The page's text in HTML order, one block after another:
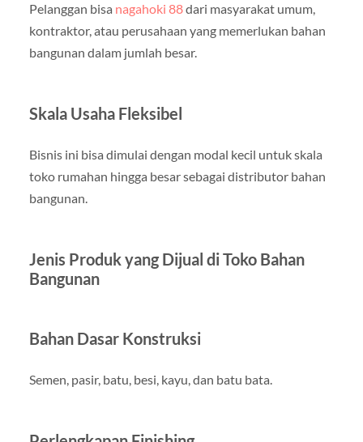
Pelanggan bisa nagahoki 88dari masyarakat umum,
kontraktor, atau perusahaan yang memerlukan bahan
bangunan dalam jumlah besar.
Skala Usaha Fleksibel
Bisnis ini bisa dimulai dengan modal kecil untuk skala
toko rumahan hingga besar sebagai distributor bahan
bangunan.
Jenis Produk yang Dijual di Toko Bahan
Bangunan
Bahan Dasar Konstruksi
Semen, pasir, batu, besi, kayu, dan batu bata.